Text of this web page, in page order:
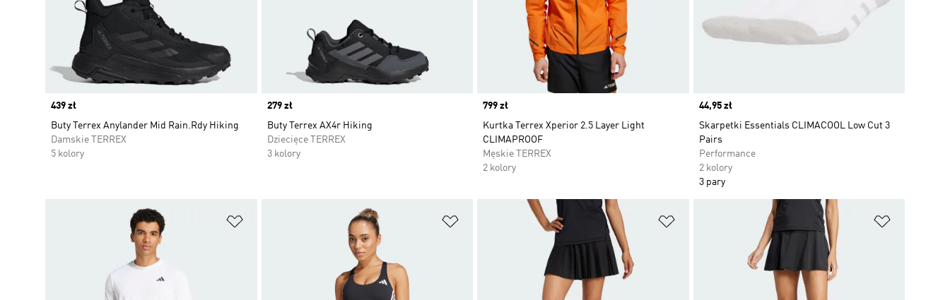
Price
439 zł
Buty Terrex Anylander Mid Rain.Rdy Hiking
Damskie TERREX
5 kolory
Price
279 zł
Buty Terrex AX4r Hiking
Dziecięce TERREX
3 kolory
Price
799 zł
Kurtka Terrex Xperior 2.5 Layer Light
CLIMAPROOF
Męskie TERREX
2 kolory
Price
44,95 zł
Skarpetki Essentials CLIMACOOL Low Cut 3
Pairs
Performance
2 kolory
3 pary
Dodaj do listy życzeń Dodaj do listy życzeń